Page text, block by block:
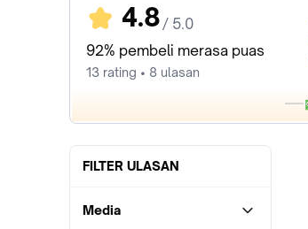
4.8 / 5.0
92% pembeli merasa puas
13 rating • 8 ulasan
FILTER ULASAN
Media